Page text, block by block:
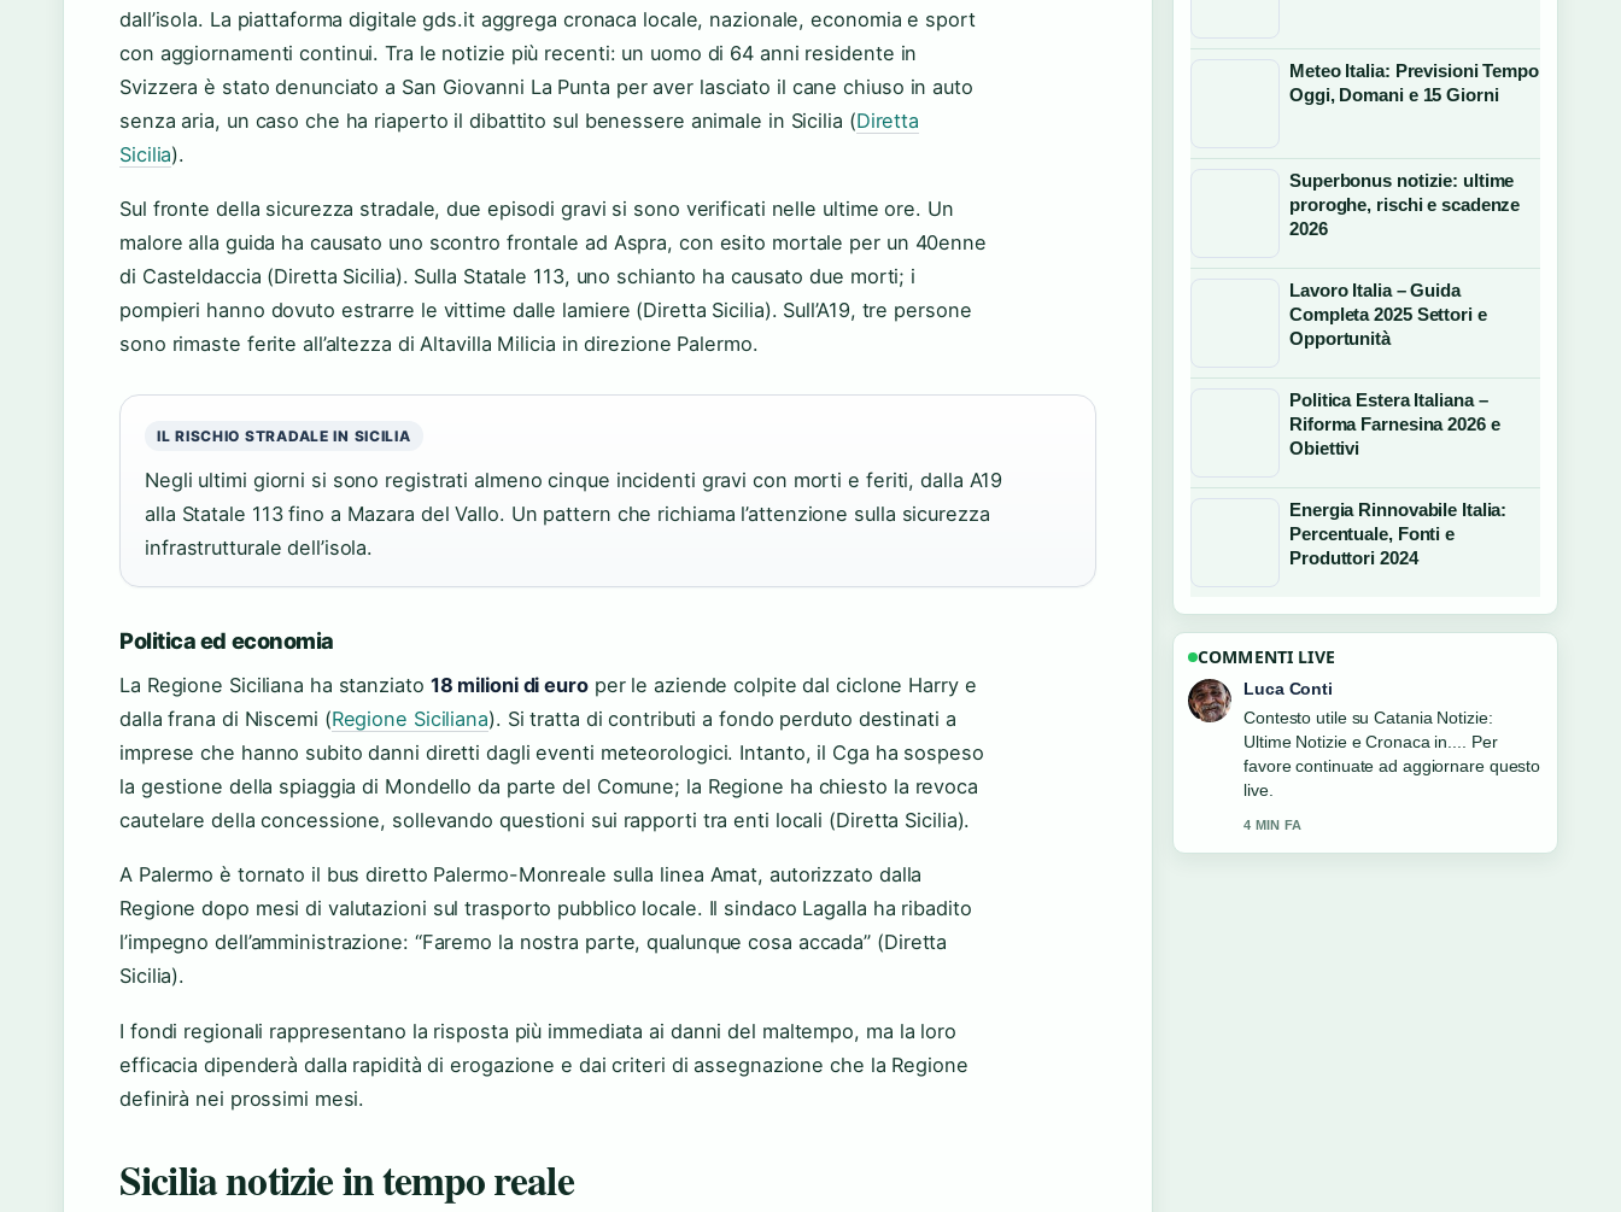
dall’isola. La piattaforma digitale gds.it aggrega cronaca locale, nazionale, economia e sport
con aggiornamenti continui. Tra le notizie più recenti: un uomo di 64 anni residente in
Svizzera è stato denunciato a San Giovanni La Punta per aver lasciato il cane chiuso in auto
senza aria, un caso che ha riaperto il dibattito sul benessere animale in Sicilia (Diretta
Sicilia).
Sul fronte della sicurezza stradale, due episodi gravi si sono verificati nelle ultime ore. Un
malore alla guida ha causato uno scontro frontale ad Aspra, con esito mortale per un 40enne
di Casteldaccia (Diretta Sicilia). Sulla Statale 113, uno schianto ha causato due morti; i
pompieri hanno dovuto estrarre le vittime dalle lamiere (Diretta Sicilia). Sull’A19, tre persone
sono rimaste ferite all’altezza di Altavilla Milicia in direzione Palermo.
IL RISCHIO STRADALE IN SICILIA
Negli ultimi giorni si sono registrati almeno cinque incidenti gravi con morti e feriti, dalla A19
alla Statale 113 fino a Mazara del Vallo. Un pattern che richiama l’attenzione sulla sicurezza
infrastrutturale dell’isola.
Politica ed economia
La Regione Siciliana ha stanziato 18 milioni di europer le aziende colpite dal ciclone Harry e
dalla frana di Niscemi (Regione Siciliana). Si tratta di contributi a fondo perduto destinati a
imprese che hanno subito danni diretti dagli eventi meteorologici. Intanto, il Cga ha sospeso
la gestione della spiaggia di Mondello da parte del Comune; la Regione ha chiesto la revoca
cautelare della concessione, sollevando questioni sui rapporti tra enti locali (Diretta Sicilia).
A Palermo è tornato il bus diretto Palermo-Monreale sulla linea Amat, autorizzato dalla
Regione dopo mesi di valutazioni sul trasporto pubblico locale. Il sindaco Lagalla ha ribadito
l’impegno dell’amministrazione: “Faremo la nostra parte, qualunque cosa accada” (Diretta
Sicilia).
I fondi regionali rappresentano la risposta più immediata ai danni del maltempo, ma la loro
efficacia dipenderà dalla rapidità di erogazione e dai criteri di assegnazione che la Regione
definirà nei prossimi mesi.
Sicilia notizie in tempo reale
Meteo Italia: Previsioni Tempo
Oggi, Domani e 15 Giorni
Superbonus notizie: ultime
proroghe, rischi e scadenze
2026
Lavoro Italia – Guida
Completa 2025 Settori e
Opportunità
Politica Estera Italiana –
Riforma Farnesina 2026 e
Obiettivi
Energia Rinnovabile Italia:
Percentuale, Fonti e
Produttori 2024
COMMENTI LIVE
Andrea Greco
La copertura di Hotel Lago di Garda
&#8211; Guide till... sembra solida e
molto facile da seguire.
6 MIN FA